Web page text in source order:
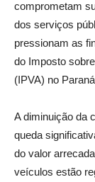
comprometam
dos serviços
pressionam as
do Imposto
(IPVA) no
A diminuição da
queda
do valor
veículos estão